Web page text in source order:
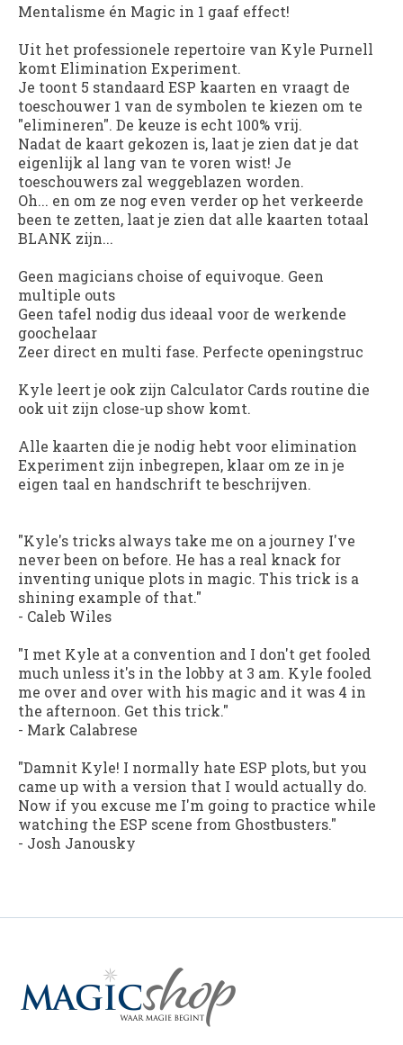
Mentalisme én Magic in 1 gaaf effect!
Uit het professionele repertoire van Kyle Purnell
komt Elimination Experiment.
Je toont 5 standaard ESP kaarten en vraagt de
toeschouwer 1 van de symbolen te kiezen om te
"elimineren". De keuze is echt 100% vrij.
Nadat de kaart gekozen is, laat je zien dat je dat
eigenlijk al lang van te voren wist! Je
toeschouwers zal weggeblazen worden.
Oh... en om ze nog even verder op het verkeerde
been te zetten, laat je zien dat alle kaarten totaal
BLANK zijn...
Geen magicians choise of equivoque. Geen
multiple outs
Geen tafel nodig dus ideaal voor de werkende
goochelaar
Zeer direct en multi fase. Perfecte openingstruc
Kyle leert je ook zijn Calculator Cards routine die
ook uit zijn close-up show komt.
Alle kaarten die je nodig hebt voor elimination
Experiment zijn inbegrepen, klaar om ze in je
eigen taal en handschrift te beschrijven.
"Kyle's tricks always take me on a journey I've
never been on before. He has a real knack for
inventing unique plots in magic. This trick is a
shining example of that."
- Caleb Wiles
"I met Kyle at a convention and I don't get fooled
much unless it's in the lobby at 3 am. Kyle fooled
me over and over with his magic and it was 4 in
the afternoon. Get this trick."
- Mark Calabrese
"Damnit Kyle! I normally hate ESP plots, but you
came up with a version that I would actually do.
Now if you excuse me I'm going to practice while
watching the ESP scene from Ghostbusters."
- Josh Janousky